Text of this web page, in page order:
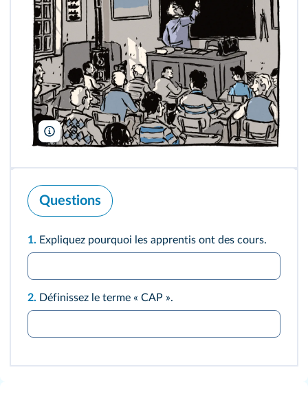
La Boîte à Bulles
Questions
1. Expliquez pourquoi les apprentis ont des cours.
2. Définissez le terme « CAP ».